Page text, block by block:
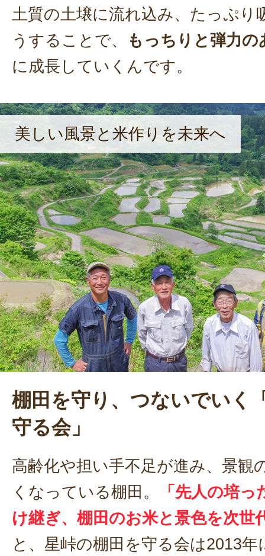
土質の土壌に流れ込み、たっぷり
うすることで、
もっちりと弾力
に成長していくんです。
美しい風景と米作りを未来へ
棚田を守り、つないでいく
守る会」
高齢化や担い手不足が進み、景観
くなっている棚田。
「先人の培
け継ぎ、棚田のお米と景色を次世
と、星峠の棚田を守る会は2013